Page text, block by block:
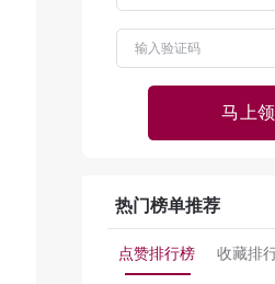
马上
热门榜单推荐
点赞排行榜 收藏排